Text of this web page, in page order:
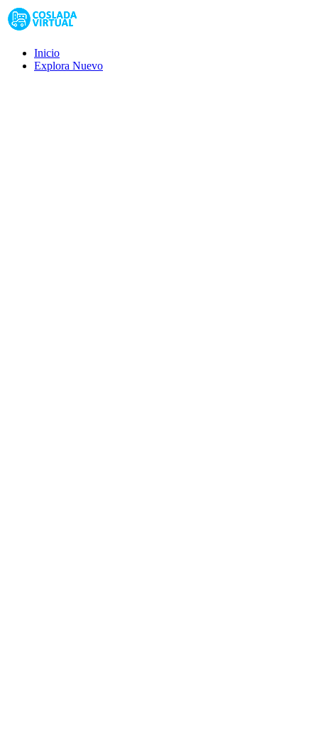
Inicio
Explora Nuevo